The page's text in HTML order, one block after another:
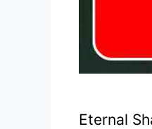
Eternal